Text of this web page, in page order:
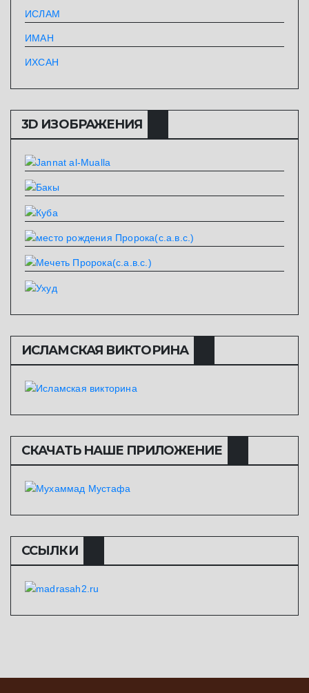
ИСЛАМ
ИМАН
ИХСАН
3D ИЗОБРАЖЕНИЯ
ИСЛАМСКАЯ ВИКТОРИНА
СКАЧАТЬ НАШЕ ПРИЛОЖЕНИЕ
ССЫЛКИ